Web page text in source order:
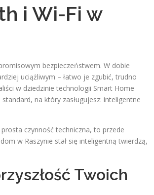
i Wi-Fi w
bezpieczeństwem. W dobie
uciążliwym – łatwo je zgubić, trudno
w dziedzinie technologii Smart Home
na który zasługujesz: inteligentne
czynność techniczna, to przede
w Raszynie stał się inteligentną twierdzą,
Twoich